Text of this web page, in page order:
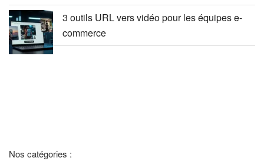
3 outils URL vers vidéo pour les équipes e-
commerce
Nos catégories :